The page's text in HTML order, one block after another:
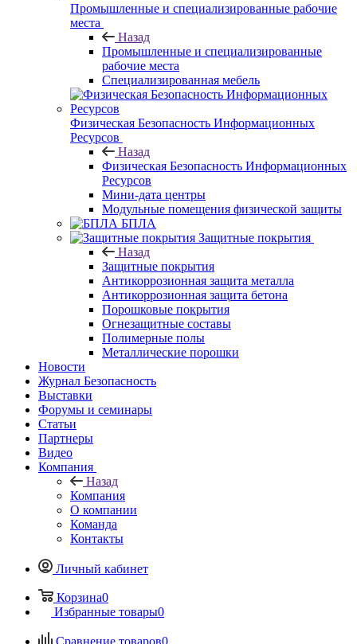
Промышленные и специализированные рабочие
места
Назад
Промышленные и специализированные
рабочие места
Специализированная мебель
Физическая Безопасность Информационных
Ресурсов
Назад
Физическая Безопасность Информационных
Ресурсов
Мини-дата центры
Модульные помещения физической защиты
БПЛА
Защитные покрытия
Назад
Защитные покрытия
Антикоррозионная защита металла
Антикоррозионная защита бетона
Порошковые покрытия
Огнезащитные составы
Полимерные полы
Металлические порошки
Новости
Журнал Безопасность
Выставки
Форумы и семинары
Статьи
Партнеры
Видео
Компания
Назад
Компания
О компании
Команда
Контакты
Личный кабинет
Корзина0
Избранные товары0
Сравнение товаров0